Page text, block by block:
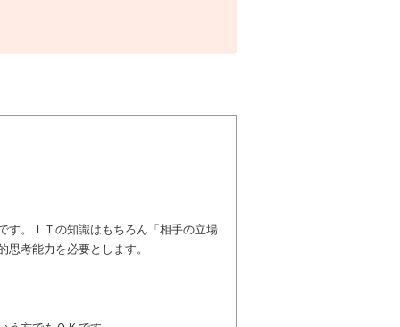
す。ＩＴの知識はもちろん「相手の立場
考能力を必要とします。